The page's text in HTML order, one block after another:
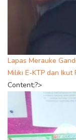
Lapas Merauke
Miliki E-KTP dan Ikut
Content;?>